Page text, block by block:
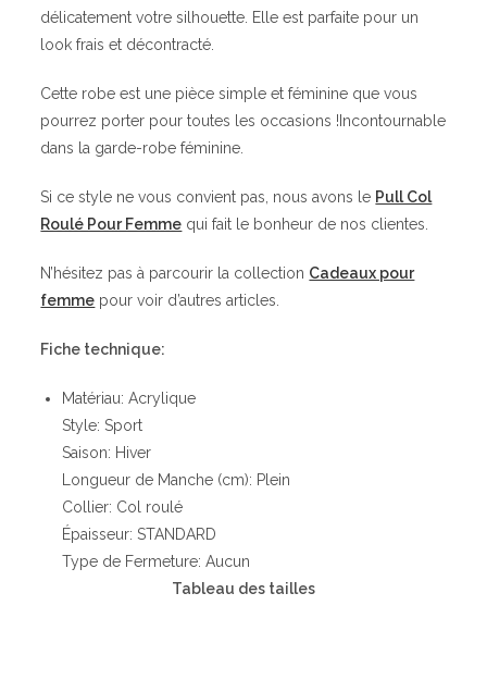
délicatement votre silhouette. Elle est parfaite pour un
look frais et décontracté.
Cette robe est une pièce simple et féminine que vous
pourrez porter pour toutes les occasions !Incontournable
dans la garde-robe féminine.
Si ce style ne vous convient pas, nous avons le Pull Col
Roulé Pour Femme qui fait le bonheur de nos clientes.
N’hésitez pas à parcourir la collection Cadeaux pour
femme pour voir d’autres articles.
Fiche technique:
Matériau: Acrylique
Style: Sport
Saison: Hiver
Longueur de Manche (cm): Plein
Collier: Col roulé
Épaisseur: STANDARD
Type de Fermeture: Aucun
Tableau des tailles